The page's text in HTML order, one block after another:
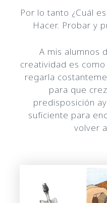
Por lo tanto ¿Cuál
Hacer. Probar y
A mis alumnos
creatividad es
regarla
para que
predisposición
suficiente para
volver